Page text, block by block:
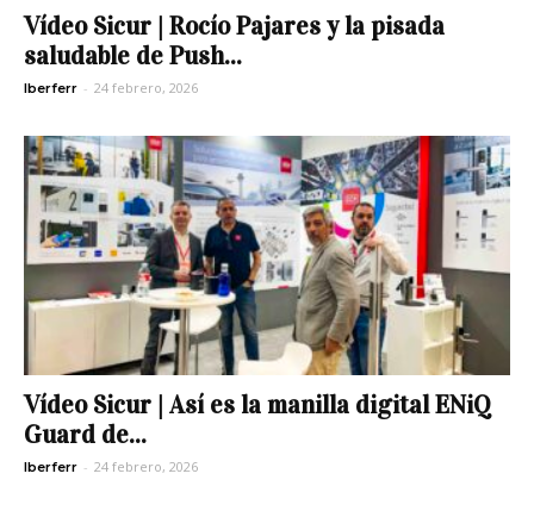
Vídeo Sicur | Rocío Pajares y la pisada
saludable de Push...
Iberferr - 24 febrero, 2026
Vídeo Sicur | Así es la manilla digital ENiQ
Guard de...
Iberferr - 24 febrero, 2026